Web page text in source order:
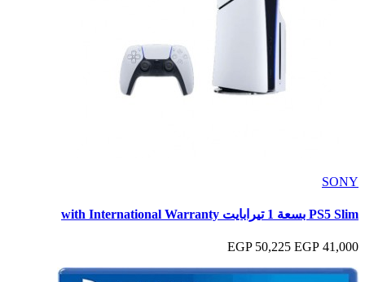
SONY
PS5 Slim بسعة 1 تيرابايت with International Warranty
41,000 EGP
50,225 EGP